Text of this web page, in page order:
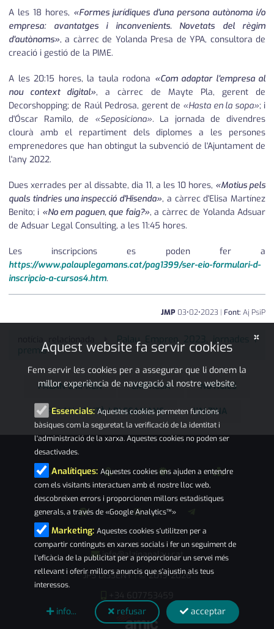
A les 18 hores, «Formes jurídiques d'una persona autònoma i/o
empresa: avantatges i inconvenients. Novetats del règim
d'autònoms», a càrrec de Yolanda Presa de YPA, consultora de
creació i gestió de la PIME.
A les 20:15 hores, la taula rodona «Com adaptar l'empresa al
nou context digital», a càrrec de Mayte Pla, gerent de
Decorshopping; de Raúl Pedrosa, gerent de «Hasta en la sopa»; i
d'Óscar Ramilo, de «Seposiciona». La jornada de divendres
clourà amb el repartiment dels diplomes a les persones
emprenedores que han obtingut la subvenció de l'Ajuntament de
l'any 2022.
Dues xerrades per al dissabte, dia 11, a les 10 hores, «Motius pels
quals tindries una inspecció d'Hisenda», a càrrec d'Elisa Martínez
Benito; i «No em paguen, que faig?», a càrrec de Yolanda Adsuar
de Adsuar Legal Consulting, a les 11:45 hores.
Les inscripcions es poden fer a
https://www.palauplegamans.cat/pag1399/ser-eio-formulari-d-
inscripcio-a-cursos4.htm.
JMP 03•02•2023 | Font: Aj PsiP
notícia relacionada
Palau Empren 2023, jornades i
premis
PALAN EMPREN EMPRESA NOTÍCIES
PALAU-SOLITÀ I PLEGAMANS L'ALZINA
info@alzinapalau.cat
JPS DISSENY|© 2019-2026
×
Aquest website fa servir cookies
Fem servir les cookies per a assegurar que li donem la
millor experiència de navegació al nostre website.
Essencials: Aquestes cookies permeten funcions
bàsiques com la seguretat, la verificació de la identitat i
l'administració de la xarxa. Aquestes cookies no poden ser
desactivades.
Analítiques: Aquestes cookies ens ajuden a entendre
com els visitants interactuen amb el nostre lloc web,
descobreixen errors i proporcionen millors estadístiques
generals, a través de «Google Analytics™»
Marketing: Aquestes cookies s'utilitzen per a
compartir continguts en xarxes socials i fer un seguiment de
l'eficàcia de la publicitat per a proporcionar un servei més
rellevant i oferir millors anuncis que s'ajustin als teus
interessos.
info... refusar acceptar